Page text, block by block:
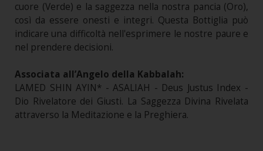
cuore (Verde) e la saggezza nella nostra pancia (Oro),
così da essere onesti e integri. Questa Bottiglia può
indicare una difficoltà nell'esprimere le nostre paure e
nel prendere decisioni.
Associata all’Angelo della Kabbalah:
LAMED SHIN AYIN* - ASALIAH - Deus Justus Index -
Dio Rivelatore dei Giusti. La Saggezza Divina Rivelata
attraverso la Meditazione e la Preghiera.